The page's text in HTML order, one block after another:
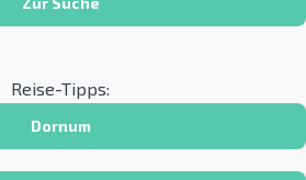
Reise-Tipps:
Dornum